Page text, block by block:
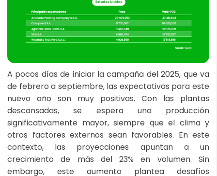
A pocos días de iniciar la campaña del 2025, que va
de febrero a septiembre, las expectativas para este
nuevo año son muy positivas. Con las plantas
descansadas, se espera una producción
significativamente mayor, siempre que el clima y
otros factores externos sean favorables. En este
contexto, las proyecciones apuntan a un
crecimiento de más del 23% en volumen. Sin
embargo, este aumento plantea desafíos